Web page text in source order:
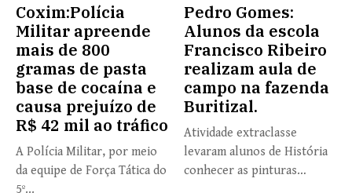
Coxim:Polícia
Militar apreende
mais de 800
gramas de pasta
base de cocaína e
causa prejuízo de
R$ 42 mil ao tráfico
A Polícia Militar, por meio
da equipe de Força Tática do
5º...
Pedro Gomes:
Alunos da escola
Francisco Ribeiro
realizam aula de
campo na fazenda
Buritizal.
Atividade extraclasse
levaram alunos de História
conhecer as pinturas